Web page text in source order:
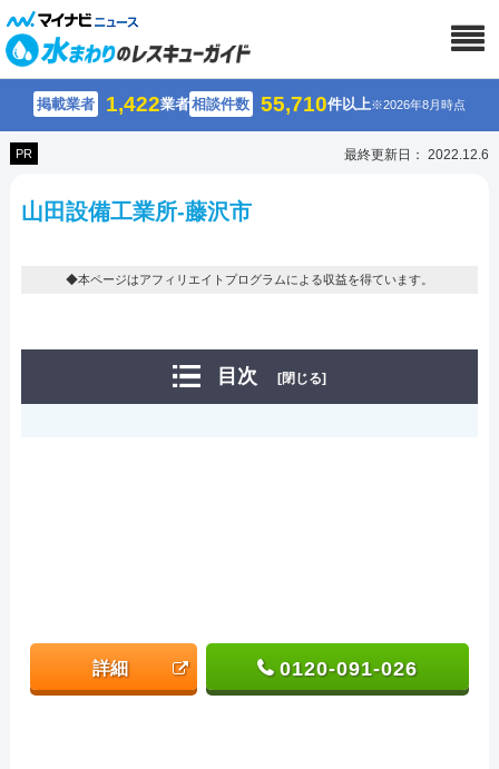
掲載業者 1,422業者相談件数 55,710件以上※2026年8月時点
PR 最終更新日： 2022.12.6
山田設備工業所-藤沢市
◆本ページはアフィリエイトプログラムによる収益を得ています。
目次 [閉じる]
詳細 0120-091-026